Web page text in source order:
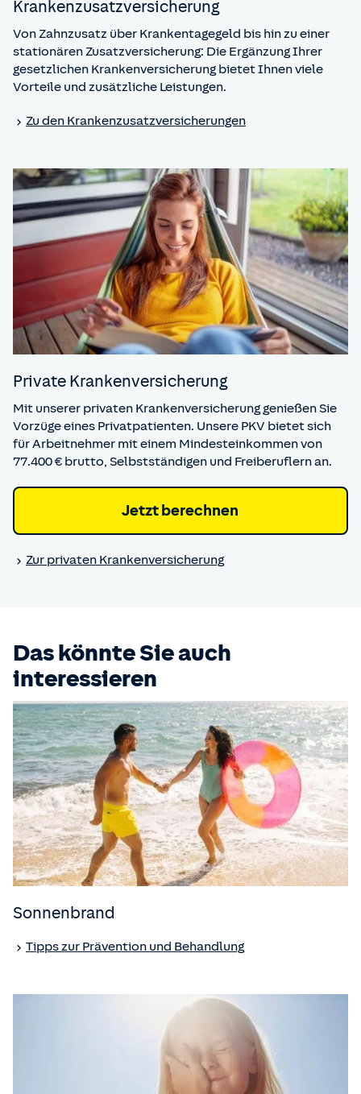
Krankenzusatz­versicherung
Von Zahnzusatz über Krankentagegeld bis hin zu einer
stationären Zusatzversicherung: Die Ergänzung Ihrer
gesetzlichen Krankenversicherung bietet Ihnen viele
Vorteile und zusätzliche Leistungen.
Zu den Kranken­zusatz­versicherungen
Private Kranken­versicherung
Mit unserer privaten Krankenversicherung genießen Sie
Vorzüge eines Privatpatienten. Unsere PKV bietet sich
für Arbeitnehmer mit einem Mindesteinkommen von
77.400 € brutto, Selbstständigen und Freiberuflern an.
Jetzt berechnen
Zur privaten Kranken­versicherung
Das könnte Sie auch
interessieren
Sonnenbrand
Tipps zur Prävention und Behandlung